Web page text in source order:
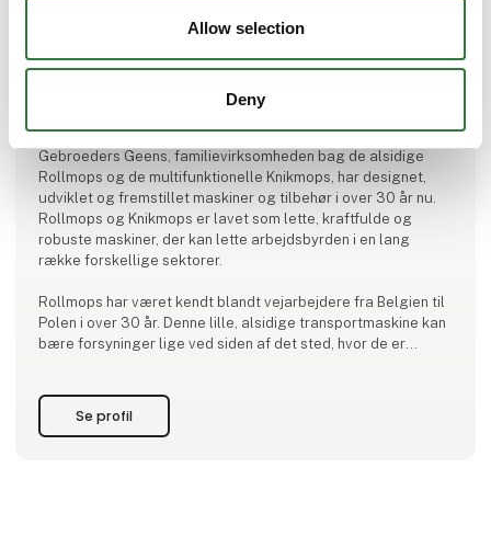
Allow selection
Deny
Knikmops by Auning Traktor & Maskinværksted A/S
Gebroeders Geens, familievirksomheden bag de alsidige
Rollmops og de multifunktionelle Knikmops, har designet,
udviklet og fremstillet maskiner og tilbehør i over 30 år nu.
Rollmops og Knikmops er lavet som lette, kraftfulde og
robuste maskiner, der kan lette arbejdsbyrden i en lang
række forskellige sektorer.
Rollmops har været kendt blandt vejarbejdere fra Belgien til
Polen i over 30 år. Denne lille, alsidige transportmaskine kan
bære forsyninger lige ved siden af ​​det sted, hvor de er
Se profil